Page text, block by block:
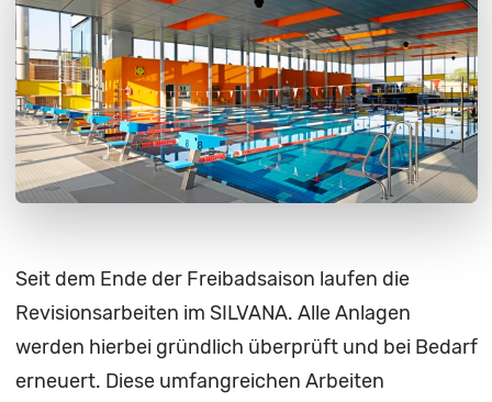
Seit dem Ende der Freibadsaison laufen die
Revisionsarbeiten im SILVANA. Alle Anlagen
werden hierbei gründlich überprüft und bei Bedarf
erneuert. Diese umfangreichen Arbeiten